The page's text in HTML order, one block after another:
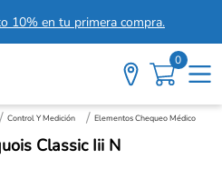
10% en tu primera compra.
0
Control Y Medición Elementos Chequeo Médico
Classic Iii N